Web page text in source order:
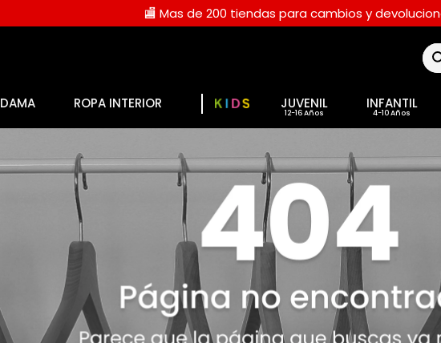
🏬 Mas de 200 tiendas para cambios y
DAMA ROPA INTERIOR JUVENIL INFANTIL